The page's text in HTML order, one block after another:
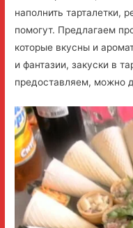
наполнить тарталетки,
помогут. Предлагаем
которые вкусны и
и фантазии, закуски в
предоставляем, можно